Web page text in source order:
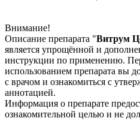
Внимание!
Описание препарата "Витрум
является упрощённой и
инструкции по применению.
использованием препарата вы
с врачом и ознакомиться с
аннотацией.
Информация о препарате
ознакомительной целью и не